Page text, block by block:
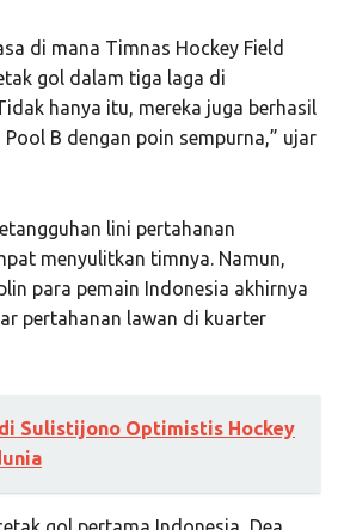
di mana Timnas Hockey Field
gol dalam tiga laga di
hanya itu, mereka juga berhasil
B dengan poin sempurna,” ujar
lini pertahanan
menyulitkan timnya. Namun,
para pemain Indonesia akhirnya
pertahanan lawan di kuarter
Sulistijono Optimistis Hockey